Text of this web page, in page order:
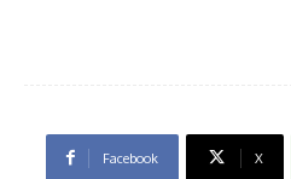
Facebook X